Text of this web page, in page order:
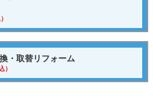
・取替リフォーム
）